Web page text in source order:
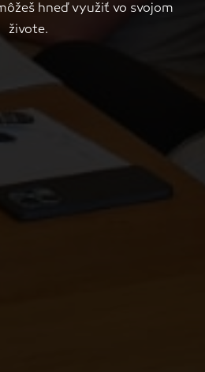
hneď využiť vo svojom
živote.